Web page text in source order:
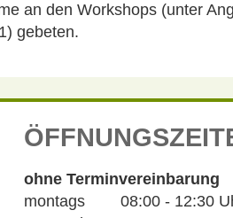
an den Workshops (unter
gebeten.
ohne Terminvereinbarung
montags 08:00 - 12:30